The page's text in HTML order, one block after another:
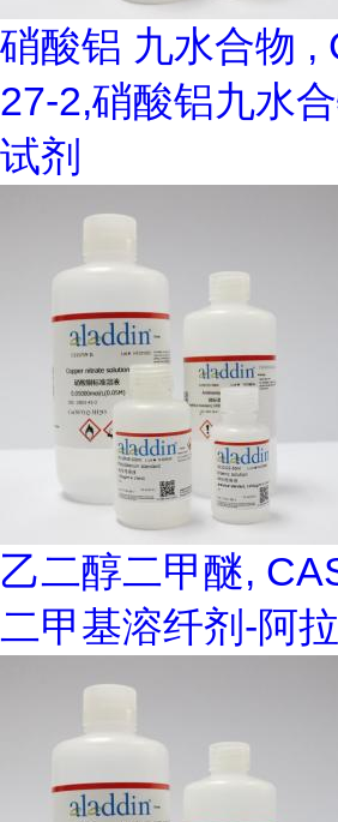
硝酸铝 九水合物 ,
27-2,硝酸铝九水
试剂
乙二醇二甲醚,
二甲基溶纤剂-阿